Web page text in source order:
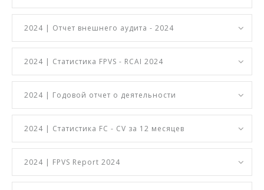
2024 | Отчет внешнего аудита - 2024
2024 | Статистика FPVS - RCAI 2024
2024 | Годовой отчет о деятельности
2024 | Статистика FC - CV за 12 месяцев
2024 | FPVS Report 2024